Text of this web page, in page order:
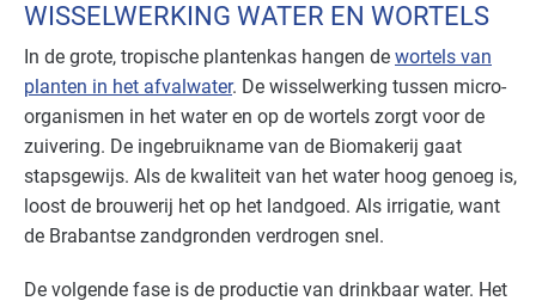
WISSELWERKING WATER EN WORTELS
In de grote, tropische plantenkas hangen de wortels van
planten in het afvalwater. De wisselwerking tussen micro-
organismen in het water en op de wortels zorgt voor de
zuivering. De ingebruikname van de Biomakerij gaat
stapsgewijs. Als de kwaliteit van het water hoog genoeg is,
loost de brouwerij het op het landgoed. Als irrigatie, want
de Brabantse zandgronden verdrogen snel.
De volgende fase is de productie van drinkbaar water. Het